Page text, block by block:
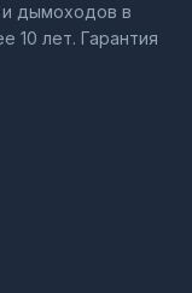
и дымоходов в
лет. Гарантия